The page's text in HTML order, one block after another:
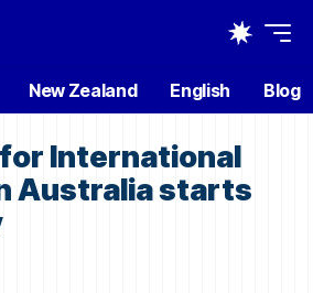
New Zealand English Blog
for International
Australia starts